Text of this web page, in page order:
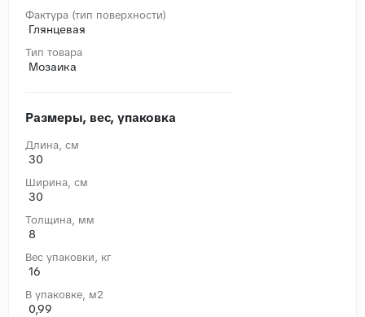
Фактура (тип поверхности)
Глянцевая
Тип товара
Мозаика
Размеры, вес, упаковка
Длина, cм
30
Ширина, cм
30
Толщина, мм
8
Вес упаковки, кг
16
В упаковке, м2
0,99